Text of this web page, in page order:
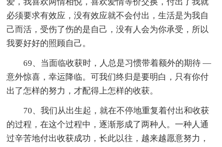
必须要求有效应，没有效应就不会付出，生活是为我自
己而活，受伤了伤的是自己，没有人会为你承受，所以
我要好好的照顾自己。
69、当面临收获时，人总是习惯带着额外的期待 —
意外惊喜，幸运降临。可我们终归是要明白，只有你付
出了怎样的努力，才配得上怎样的收获。
70、我们从出生起，就在不停地重复着付出和收获
的过程，在这个过程中，逐渐形成了两种人。一种人通
过辛苦地付出收获成功，长此以往，越来越愿意努力，